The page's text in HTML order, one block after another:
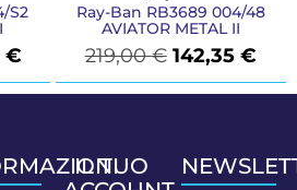
S2
€
Ray-Ban RB3689 004/48
AVIATOR METAL II
219,00€ 142,35 €
IL TUO